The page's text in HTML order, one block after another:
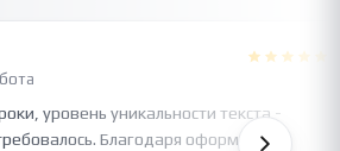
уровень уникальности текста -
Благодаря оформлению